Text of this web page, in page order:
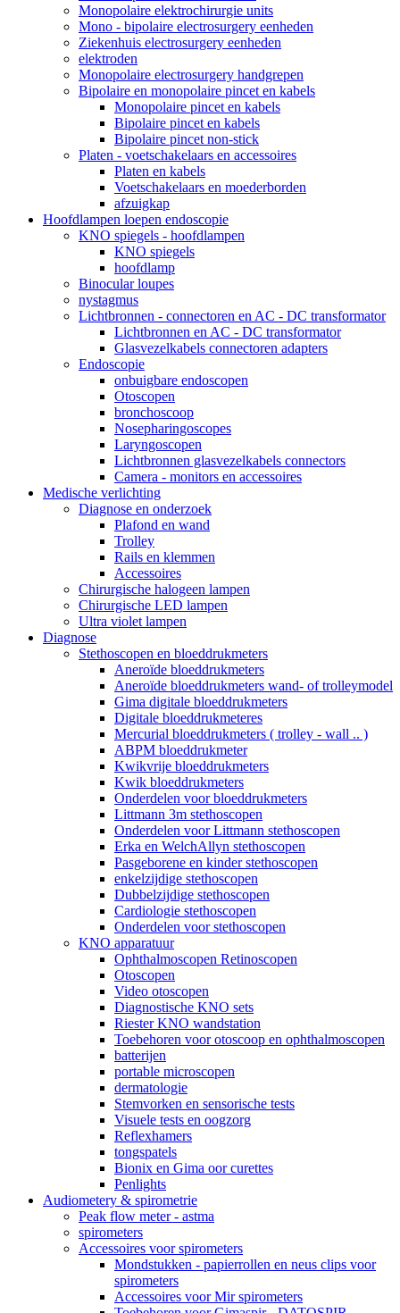
Monopolaire elektrochirurgie units
Mono - bipolaire electrosurgery eenheden
Ziekenhuis electrosurgery eenheden
elektroden
Monopolaire electrosurgery handgrepen
Bipolaire en monopolaire pincet en kabels
Monopolaire pincet en kabels
Bipolaire pincet en kabels
Bipolaire pincet non-stick
Platen - voetschakelaars en accessoires
Platen en kabels
Voetschakelaars en moederborden
afzuigkap
Hoofdlampen loepen endoscopie
KNO spiegels - hoofdlampen
KNO spiegels
hoofdlamp
Binocular loupes
nystagmus
Lichtbronnen - connectoren en AC - DC transformator
Lichtbronnen en AC - DC transformator
Glasvezelkabels connectoren adapters
Endoscopie
onbuigbare endoscopen
Otoscopen
bronchoscoop
Nosepharingoscopes
Laryngoscopen
Lichtbronnen glasvezelkabels connectors
Camera - monitors en accessoires
Medische verlichting
Diagnose en onderzoek
Plafond en wand
Trolley
Rails en klemmen
Accessoires
Chirurgische halogeen lampen
Chirurgische LED lampen
Ultra violet lampen
Diagnose
Stethoscopen en bloeddrukmeters
Aneroïde bloeddrukmeters
Aneroïde bloeddrukmeters wand- of trolleymodel
Gima digitale bloeddrukmeters
Digitale bloeddrukmeteres
Mercurial bloeddrukmeters ( trolley - wall .. )
ABPM bloeddrukmeter
Kwikvrije bloeddrukmeters
Kwik bloeddrukmeters
Onderdelen voor bloeddrukmeters
Littmann 3m stethoscopen
Onderdelen voor Littmann stethoscopen
Erka en WelchAllyn stethoscopen
Pasgeborene en kinder stethoscopen
enkelzijdige stethoscopen
Dubbelzijdige stethoscopen
Cardiologie stethoscopen
Onderdelen voor stethoscopen
KNO apparatuur
Ophthalmoscopen Retinoscopen
Otoscopen
Video otoscopen
Diagnostische KNO sets
Riester KNO wandstation
Toebehoren voor otoscoop en ophthalmoscopen
batterijen
portable microscopen
dermatologie
Stemvorken en sensorische tests
Visuele tests en oogzorg
Reflexhamers
tongspatels
Bionix en Gima oor curettes
Penlights
Audiometery & spirometrie
Peak flow meter - astma
spirometers
Accessoires voor spirometers
Mondstukken - papierrollen en neus clips voor
spirometers
Accessoires voor Mir spirometers